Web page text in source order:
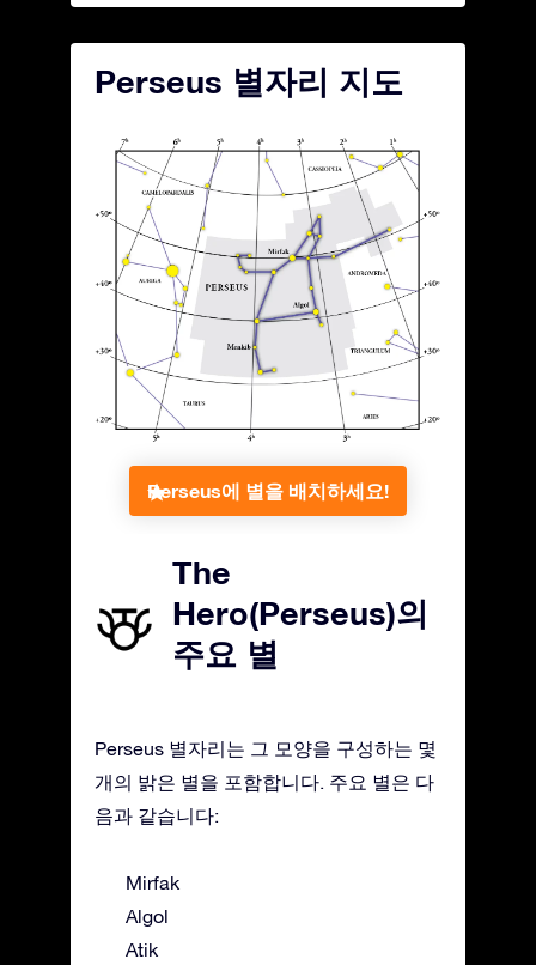
Perseus 별자리 지도
Perseus에 별을 배치하세요!
The
Hero(Perseus)의
주요 별
Perseus 별자리는 그 모양을 구성하는 몇
개의 밝은 별을 포함합니다. 주요 별은 다
음과 같습니다:
Mirfak
Algol
Atik